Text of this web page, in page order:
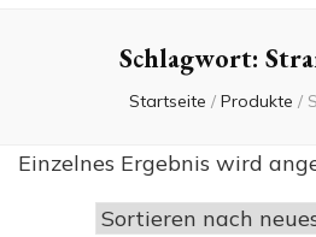
Schlagwort:
Startseite / Produkte /
Einzelnes Ergebnis wird